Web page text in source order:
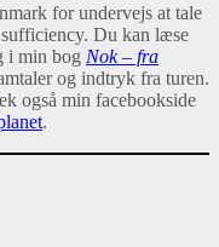
for undervejs at tale
Du kan læse
i min bog Nok – fra
og indtryk fra turen.
også min facebookside
.